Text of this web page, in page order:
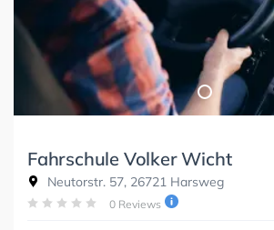
Fahrschule Volker Wicht
Neutorstr. 57, 26721 Harsweg
0 Reviews